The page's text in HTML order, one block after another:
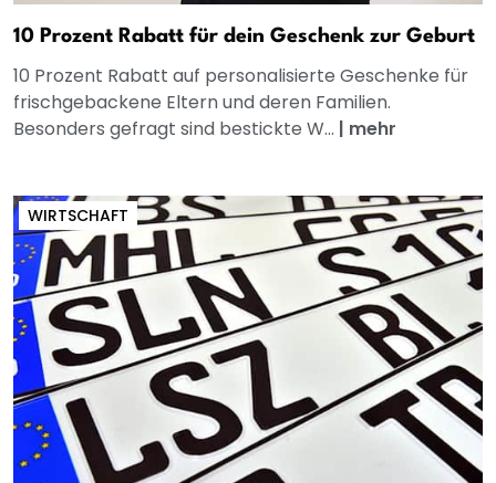
10 Prozent Rabatt für dein Geschenk zur Geburt
10 Prozent Rabatt auf personalisierte Geschenke für
frischgebackene Eltern und deren Familien.
Besonders gefragt sind bestickte W... | mehr
WIRTSCHAFT